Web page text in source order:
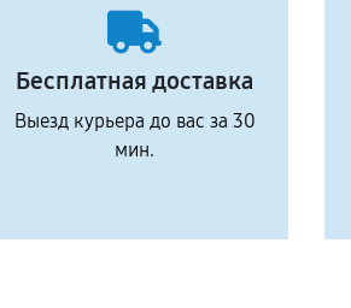
Бесплатная доставка
Выезд курьера до вас за 30
мин.